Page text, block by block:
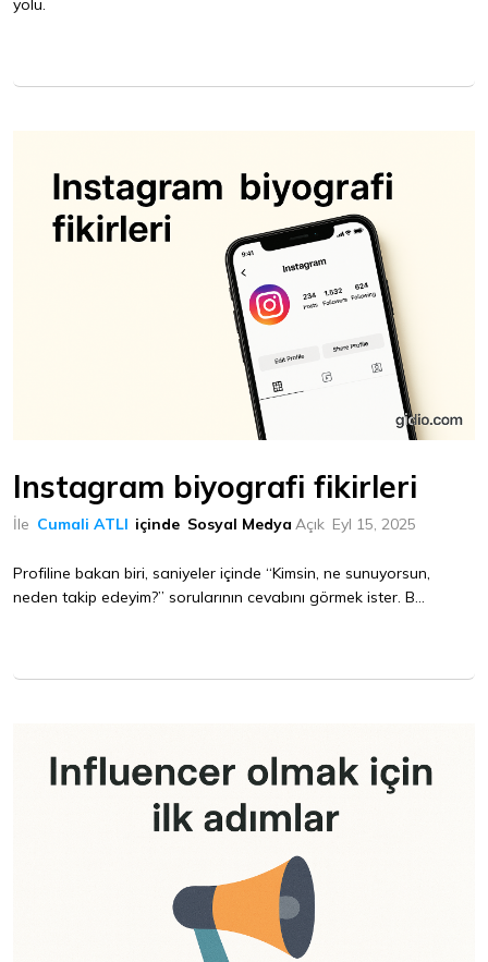
yolu.
Instagram biyografi fikirleri
İle Cumali ATLI içinde Sosyal Medya Açık Eyl 15, 2025
Profiline bakan biri, saniyeler içinde “Kimsin, ne sunuyorsun,
neden takip edeyim?” sorularının cevabını görmek ister. B...